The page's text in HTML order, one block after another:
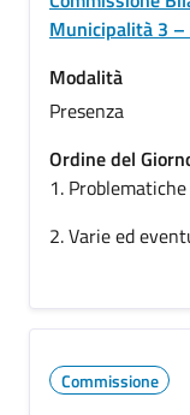
Municipalità 3
Modalità
Presenza
Ordine del
1.
2. Varie ed
Commissione